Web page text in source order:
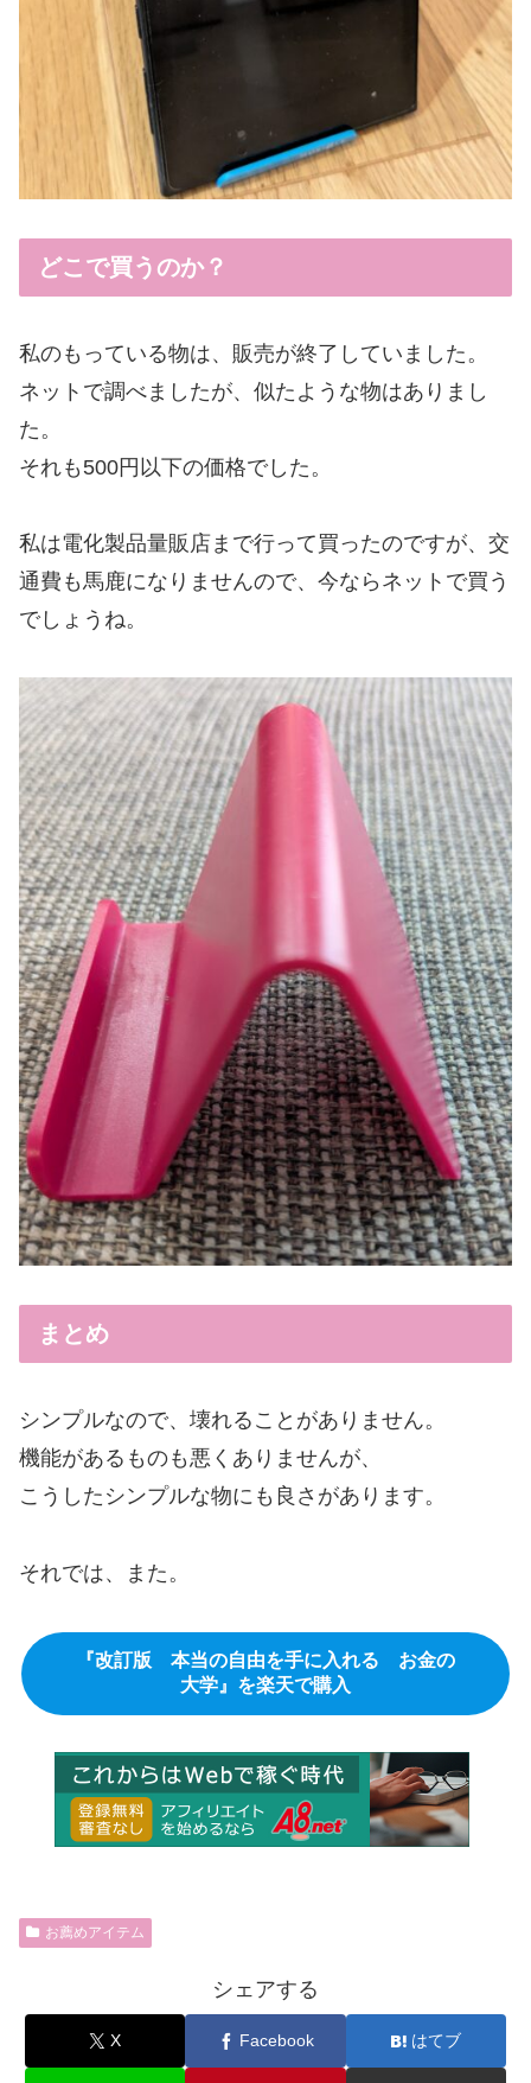
どこで買うのか？
私のもっている物は、販売が終了していました。
ネットで調べましたが、似たような物はありまし
た。
それも500円以下の価格でした。
私は電化製品量販店まで行って買ったのですが、交
通費も馬鹿になりませんので、今ならネットで買う
でしょうね。
まとめ
シンプルなので、壊れることがありません。
機能があるものも悪くありませんが、
こうしたシンプルな物にも良さがあります。
それでは、また。
『改訂版 本当の自由を手に入れる お金の
大学』を楽天で購入
お薦めアイテム
シェアする
X Facebook はてブ